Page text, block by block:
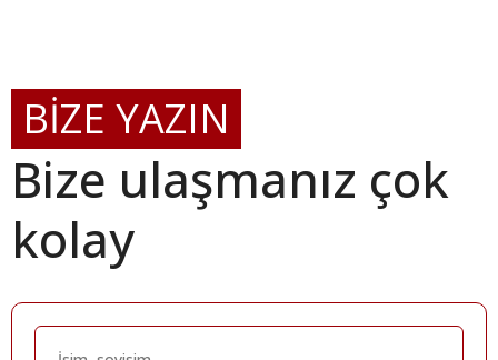
BİZE YAZIN
Bize ulaşmanız çok
kolay